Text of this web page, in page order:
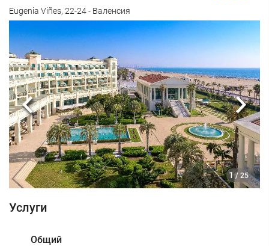
Eugenia Viñes, 22-24 - Валенсия
1 / 25
Предыдущий
Услуги
Общий